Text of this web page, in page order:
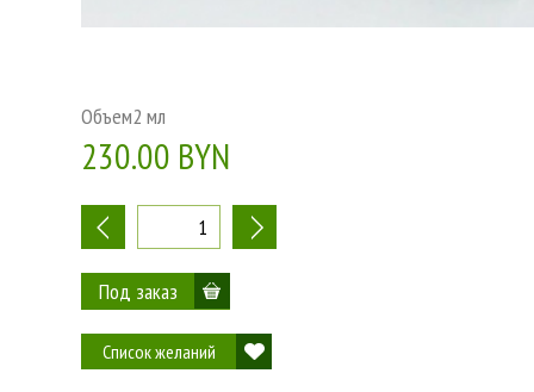
Объем2 мл
230.00 BYN
- +
Список желаний